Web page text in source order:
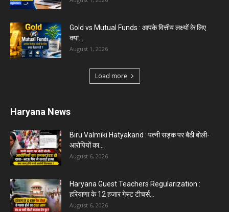
Gold vs Mutual Funds : आपके वित्तीय लक्ष्यों के लिए
क्या...
August 1, 2026
Load more
Haryana News
Biru Valmiki Hatyakand : पत्नी सड़क पर बैठी बोली-
आरोपियों का...
August 6, 2026
Haryana Guest Teachers Regularization :
हरियाणा के 12 हजार गेस्ट टीचर्स...
August 6, 2026